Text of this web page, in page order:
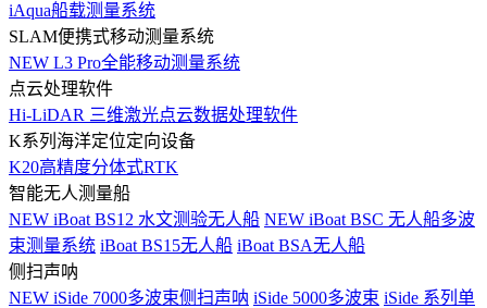
iAqua船载测量系统
SLAM便携式移动测量系统
NEW L3 Pro全能移动测量系统
点云处理软件
Hi-LiDAR 三维激光点云数据处理软件
K系列海洋定位定向设备
K20高精度分体式RTK
智能无人测量船
NEW iBoat BS12 水文测验无人船 NEW iBoat BSC 无人船多波
束测量系统 iBoat BS15无人船 iBoat BSA无人船
侧扫声呐
NEW iSide 7000多波束侧扫声呐 iSide 5000多波束 iSide 系列单